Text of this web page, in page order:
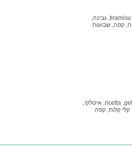
tiramisu, גבינה,
קפה, שבועות
ricetta, איטלקי,
קלי קלות, קפה